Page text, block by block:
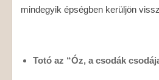
mindegyik épségben kerüljön
Totó az “Óz, a csodák